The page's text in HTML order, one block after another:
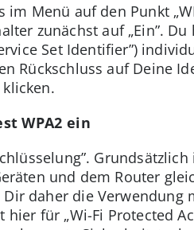
Menü auf den Punkt
zunächst auf „Ein”.
Set Identifier”)
Rückschluss auf Deine
WPA2 ein
und dem Router
daher die Verwendung
für „Wi-Fi Protected